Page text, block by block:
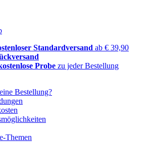
Standardversand ab € 39,90
Probe zu jeder Bestellung
Bestellung?
Themen